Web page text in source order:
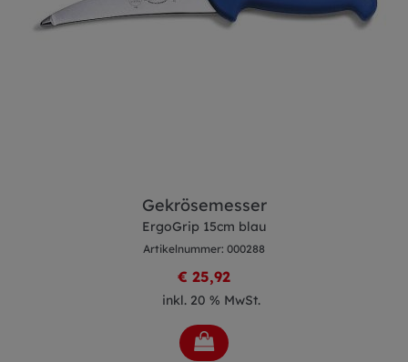
Gekrösemesser
ErgoGrip 15cm blau
Artikelnummer: 000288
€ 25,92
inkl. 20 % MwSt.